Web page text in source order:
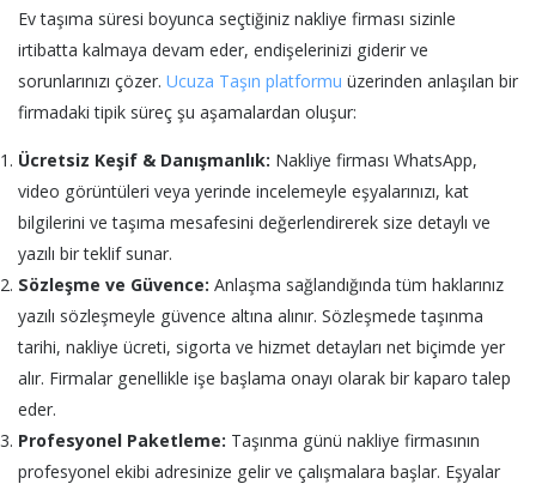
Ev taşıma süresi boyunca seçtiğiniz nakliye firması sizinle
irtibatta kalmaya devam eder, endişelerinizi giderir ve
sorunlarınızı çözer. Ucuza Taşın platformu üzerinden anlaşılan bir
firmadaki tipik süreç şu aşamalardan oluşur:
Ücretsiz Keşif & Danışmanlık: Nakliye firması WhatsApp,
video görüntüleri veya yerinde incelemeyle eşyalarınızı, kat
bilgilerini ve taşıma mesafesini değerlendirerek size detaylı ve
yazılı bir teklif sunar.
Sözleşme ve Güvence: Anlaşma sağlandığında tüm haklarınız
yazılı sözleşmeyle güvence altına alınır. Sözleşmede taşınma
tarihi, nakliye ücreti, sigorta ve hizmet detayları net biçimde yer
alır. Firmalar genellikle işe başlama onayı olarak bir kaparo talep
eder.
Profesyonel Paketleme: Taşınma günü nakliye firmasının
profesyonel ekibi adresinize gelir ve çalışmalara başlar. Eşyalar